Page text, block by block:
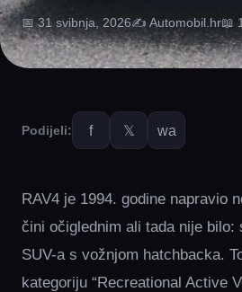
📅 31 svibnja, 2026✍️ Automobil.hr📖
Podijeli: f 𝕏 wa
RAV4 je 1994. godine napravio
čini očiglednim ali tada nije bilo:
SUV-a s vožnjom hatchbacka.
kategoriju “Recreational Active